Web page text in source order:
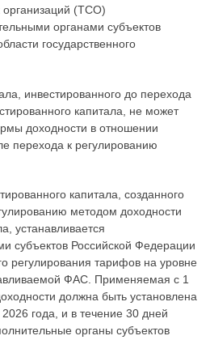
организаций (ТСО)
органами субъектов
государственного
инвестированного до перехода
капитала, не может
доходности в отношении
перехода к регулированию
капитала, созданного
методом доходности
устанавливается
субъектов Российской Федерации
регулирования тарифов на уровне
ФАС. Применяемая с 1
должна быть установлена
года, и в течение 30 дней
органы субъектов